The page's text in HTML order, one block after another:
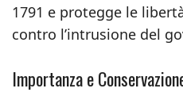
1791 e protegge le
contro l’intrusione del
Importanza e